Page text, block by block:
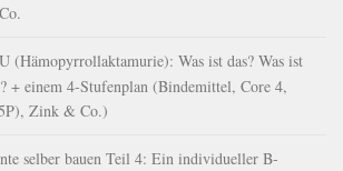
(Hämopyrrollaktamurie): Was ist das? Was ist
+ einem 4-Stufenplan (Bindemittel, Core 4,
Zink & Co.)
selber bauen Teil 4: Ein individueller B-